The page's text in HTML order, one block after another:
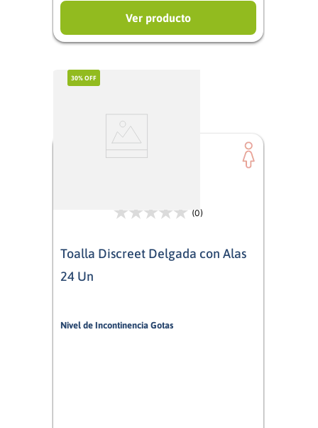
Ver producto
30% OFF
(0)
Toalla Discreet Delgada con Alas
24 Un
Nivel de Incontinencia Gotas